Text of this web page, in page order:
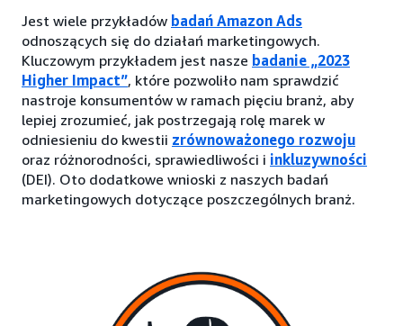
Jest wiele przykładów badań Amazon Ads
odnoszących się do działań marketingowych.
Kluczowym przykładem jest nasze badanie „2023
Higher Impact”, które pozwoliło nam sprawdzić
nastroje konsumentów w ramach pięciu branż, aby
lepiej zrozumieć, jak postrzegają rolę marek w
odniesieniu do kwestii zrównoważonego rozwoju
oraz różnorodności, sprawiedliwości i inkluzywności
(DEI). Oto dodatkowe wnioski z naszych badań
marketingowych dotyczące poszczególnych branż.